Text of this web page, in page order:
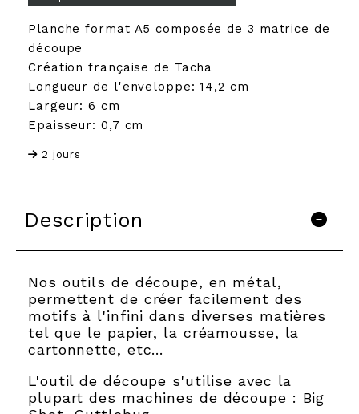
Planche format A5 composée de 3 matrice de
découpe
Création française de Tacha
Longueur de l'enveloppe: 14,2 cm
Largeur: 6 cm
Epaisseur: 0,7 cm
2 jours
Description
Nos outils de découpe, en métal,
permettent de créer facilement des
motifs à l'infini dans diverses matières
tel que le papier, la créamousse, la
cartonnette, etc…
L'outil de découpe s'utilise avec la
plupart des machines de découpe : Big